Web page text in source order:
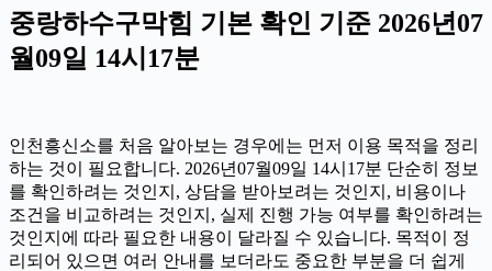
중랑하수구막힘 기본 확인 기준 2026년07
월09일 14시17분
인천흥신소를 처음 알아보는 경우에는 먼저 이용 목적을 정리
하는 것이 필요합니다. 2026년07월09일 14시17분 단순히 정보
를 확인하려는 것인지, 상담을 받아보려는 것인지, 비용이나
조건을 비교하려는 것인지, 실제 진행 가능 여부를 확인하려는
것인지에 따라 필요한 내용이 달라질 수 있습니다. 목적이 정
리되어 있으면 여러 안내를 보더라도 중요한 부분을 더 쉽게